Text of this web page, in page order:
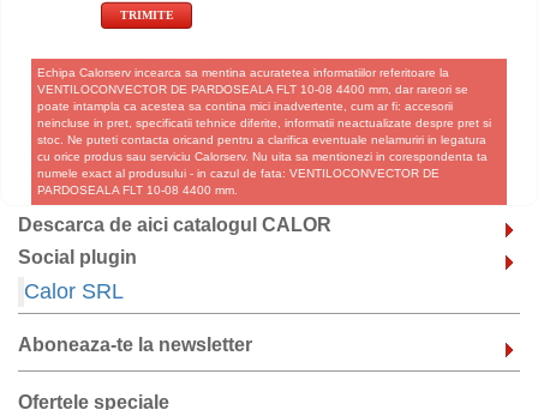
Echipa Calorserv incearca sa mentina acuratetea informatiilor referitoare la
VENTILOCONVECTOR DE PARDOSEALA FLT 10-08 4400 mm, dar rareori se
poate intampla ca acestea sa contina mici inadvertente, cum ar fi: accesorii
neincluse in pret, specificatii tehnice diferite, informatii neactualizate despre pret si
stoc. Ne puteti contacta oricand pentru a clarifica eventuale nelamuriri in legatura
cu orice produs sau serviciu Calorserv. Nu uita sa mentionezi in corespondenta ta
numele exact al produsului - in cazul de fata: VENTILOCONVECTOR DE
PARDOSEALA FLT 10-08 4400 mm.
Descarca de aici catalogul CALOR
Social plugin
Calor SRL
Aboneaza-te la newsletter
Ofertele speciale